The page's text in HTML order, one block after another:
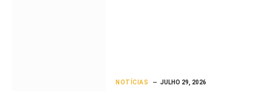
NOTÍCIAS JULHO 29, 2026